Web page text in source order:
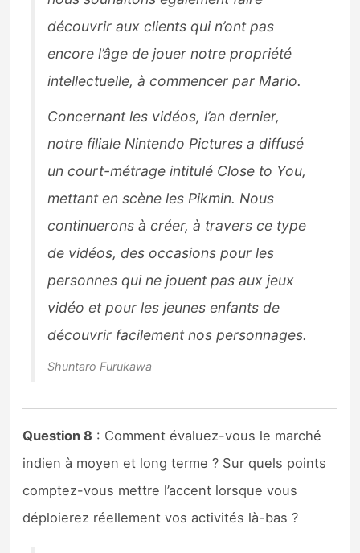
découvrir aux clients qui n’ont pas
encore l’âge de jouer notre propriété
intellectuelle, à commencer par Mario.
Concernant les vidéos, l’an dernier,
notre filiale Nintendo Pictures a diffusé
un court-métrage intitulé Close to You,
mettant en scène les Pikmin. Nous
continuerons à créer, à travers ce type
de vidéos, des occasions pour les
personnes qui ne jouent pas aux jeux
vidéo et pour les jeunes enfants de
découvrir facilement nos personnages.
Shuntaro Furukawa
Question 8 : Comment évaluez-vous le marché
indien à moyen et long terme ? Sur quels points
comptez-vous mettre l’accent lorsque vous
déploierez réellement vos activités là-bas ?